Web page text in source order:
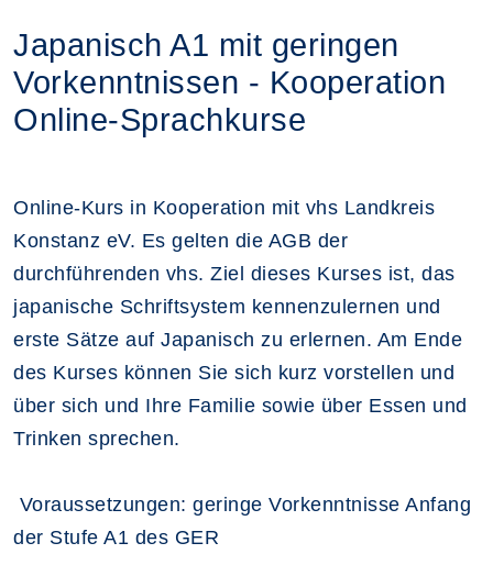
Japanisch A1 mit geringen
Vorkenntnissen - Kooperation
Online-Sprachkurse
Online-Kurs in Kooperation mit vhs Landkreis
Konstanz eV. Es gelten die AGB der
durchführenden vhs. Ziel dieses Kurses ist, das
japanische Schriftsystem kennenzulernen und
erste Sätze auf Japanisch zu erlernen. Am Ende
des Kurses können Sie sich kurz vorstellen und
über sich und Ihre Familie sowie über Essen und
Trinken sprechen.
Voraussetzungen: geringe Vorkenntnisse Anfang
der Stufe A1 des GER